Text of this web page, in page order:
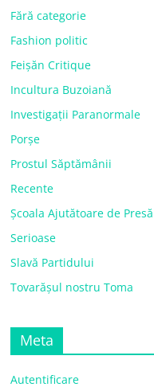
Fără categorie
Fashion politic
Feișăn Critique
Incultura Buzoiană
Investigații Paranormale
Porșe
Prostul Săptămânii
Recente
Școala Ajutătoare de Presă
Serioase
Slavă Partidului
Tovarășul nostru Toma
Meta
Autentificare